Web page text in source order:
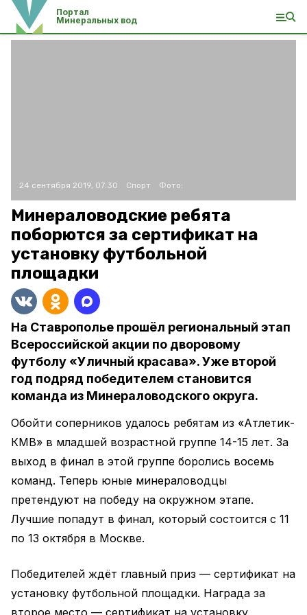
Портал
Минеральных вод
24 сентября 2019, 07:30 Спорт Фото:
Минераловодские ребята
поборются за сертификат на
установку футбольной
площадки
На Ставрополье прошёл региональный этап
Всероссийской акции по дворовому
футболу «Уличный красава». Уже второй
год подряд победителем становится
команда из Минераловодского округа.
Обойти соперников удалось ребятам из «Атлетик-
КМВ» в младшей возрастной группе 14-15 лет. За
выход в финал в этой группе боролись восемь
команд. Теперь юные минераловодцы
претендуют на победу на окружном этапе.
Лучшие попадут в финал, который состоится с 11
по 13 октября в Москве.
Победителей ждёт главный приз — сертификат на
установку футбольной площадки. Награда за
второе место — сертификат на установку